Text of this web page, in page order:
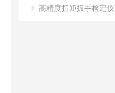
高精度扭矩扳手检定仪